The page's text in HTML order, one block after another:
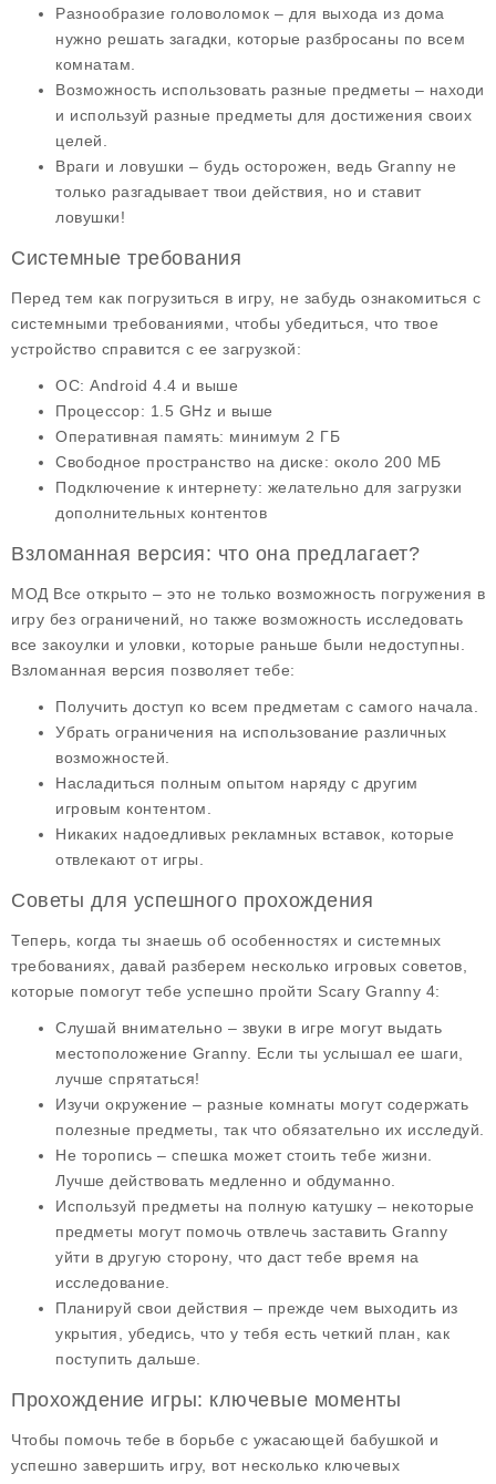
Разнообразие головоломок – для выхода из дома
нужно решать загадки, которые разбросаны по всем
комнатам.
Возможность использовать разные предметы – находи
и используй разные предметы для достижения своих
целей.
Враги и ловушки – будь осторожен, ведь Granny не
только разгадывает твои действия, но и ставит
ловушки!
Системные требования
Перед тем как погрузиться в игру, не забудь ознакомиться с
системными требованиями , чтобы убедиться, что твое
устройство справится с ее загрузкой:
ОС: Android 4.4 и выше
Процессор: 1.5 GHz и выше
Оперативная память: минимум 2 ГБ
Свободное пространство на диске: около 200 МБ
Подключение к интернету: желательно для загрузки
дополнительных контентов
Взломанная версия: что она предлагает?
МОД Все открыто – это не только возможность погружения в
игру без ограничений, но также возможность исследовать
все закоулки и уловки, которые раньше были недоступны.
Взломанная версия позволяет тебе:
Получить доступ ко всем предметам с самого начала.
Убрать ограничения на использование различных
возможностей.
Насладиться полным опытом наряду с другим
игровым контентом.
Никаких надоедливых рекламных вставок, которые
отвлекают от игры.
Советы для успешного прохождения
Теперь, когда ты знаешь об особенностях и системных
требованиях, давай разберем несколько игровых советов
которые помогут тебе успешно пройти Scary Granny 4:
Слушай внимательно – звуки в игре могут выдать
местоположение Granny. Если ты услышал ее шаги,
лучше спрятаться!
Изучи окружение – разные комнаты могут содержать
полезные предметы, так что обязательно их исследуй.
Не торопись – спешка может стоить тебе жизни.
Лучше действовать медленно и обдуманно.
Используй предметы на полную катушку – некоторые
предметы могут помочь отвлечь заставить Granny
уйти в другую сторону, что даст тебе время на
исследование.
Планируй свои действия – прежде чем выходить из
укрытия, убедись, что у тебя есть четкий план, как
поступить дальше.
Прохождение игры: ключевые моменты
Чтобы помочь тебе в борьбе с ужасающей бабушкой и
успешно завершить игру, вот несколько ключевых